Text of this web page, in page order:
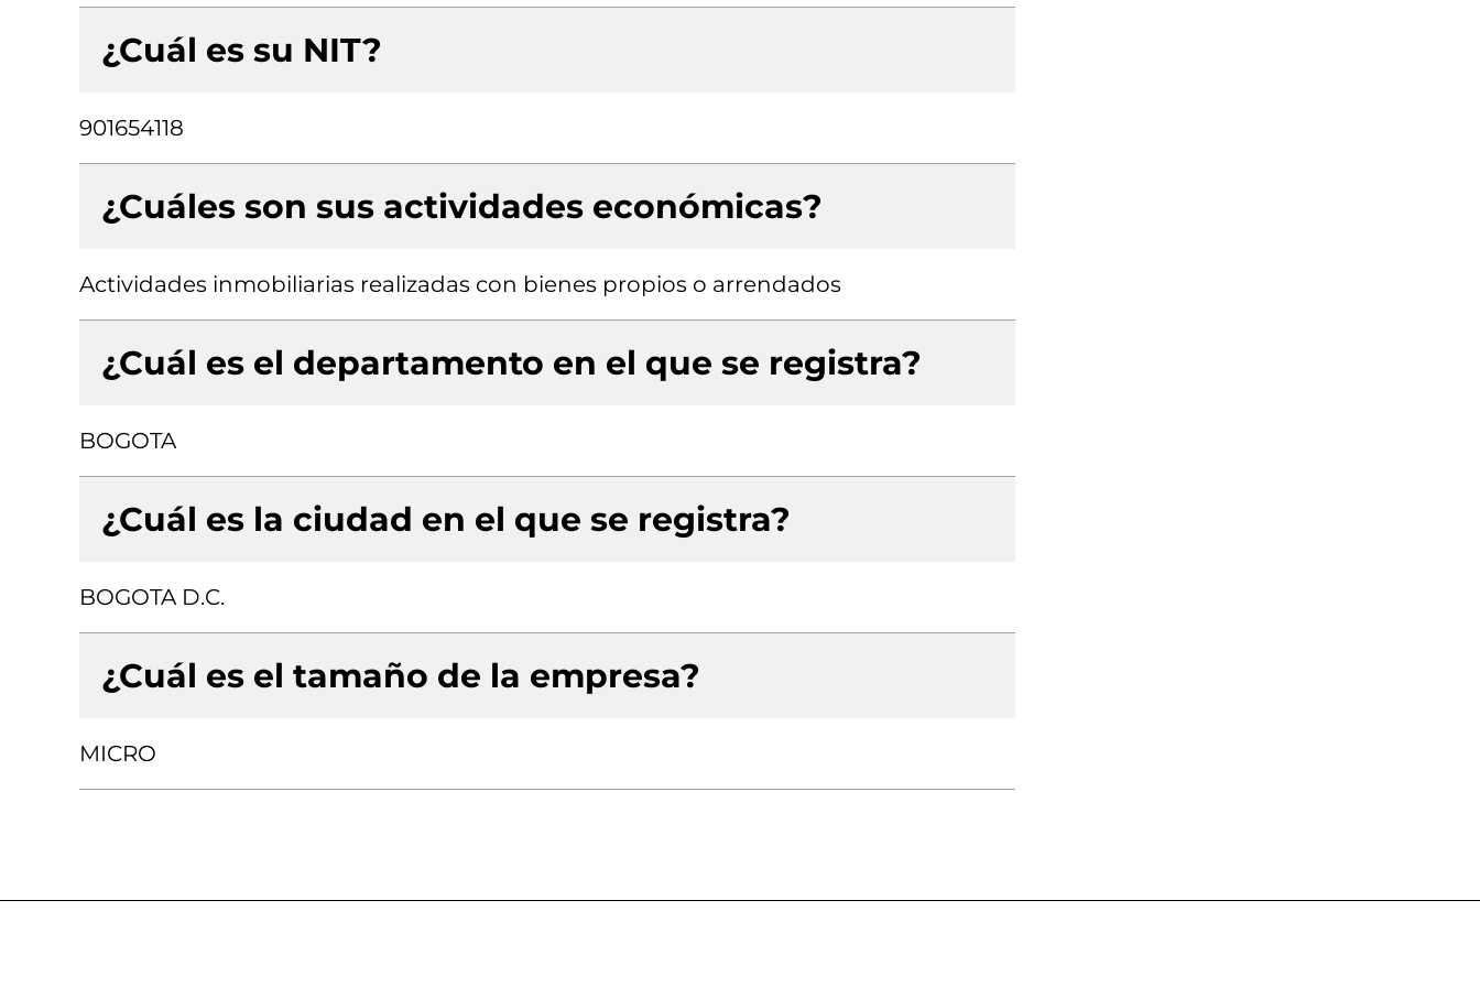
¿Cuál es su NIT?
901654118
¿Cuáles son sus actividades económicas?
Actividades inmobiliarias realizadas con bienes propios o arrendados
¿Cuál es el departamento en el que se registra?
BOGOTA
¿Cuál es la ciudad en el que se registra?
BOGOTA D.C.
¿Cuál es el tamaño de la empresa?
MICRO